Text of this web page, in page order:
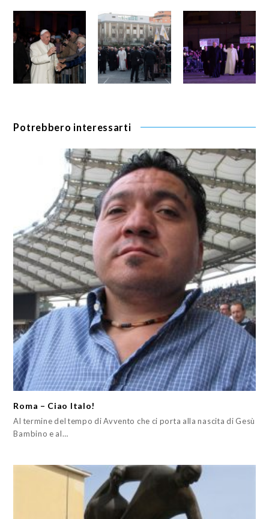
Potrebbero interessarti
Roma – Ciao Italo!
Al termine del tempo di Avvento che ci porta alla nascita di Gesù
Bambino e al…